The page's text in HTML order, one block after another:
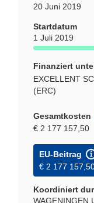
20 Juni 2019
Startdatum
1 Juli 2019
Finanziert
EXCELLENT
(ERC)
Gesamtkosten
€ 2 177 157,50
EU-Beitrag
€ 2 177
Koordiniert
WAGENINGEN